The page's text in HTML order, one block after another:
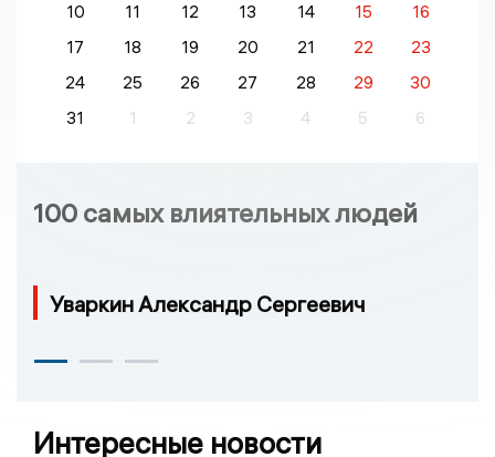
10
11 12 13 14 15
16
17
18 19 20 21 22
23
24
25 26 27 28 29
30
31
1 2 3 4 5 6
100 самых влиятельных людей
Уваркин Александр Сергеевич
Интересные новости